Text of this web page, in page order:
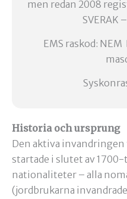
men redan 2008
SVERAK
EMS raskod:
Historia och ursprung
Den aktiva
startade i slutet av
nationaliteter – alla
(jordbrukarna